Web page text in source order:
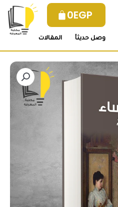
0EGP
وصل حديثأ المقالات